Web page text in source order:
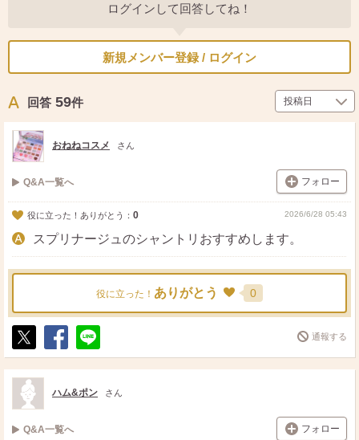
ログインして回答してね！
新規メンバー登録 / ログイン
回答 59件
おねねコスメ さん
Q&A一覧へ フォロー
役に立った！ありがとう： 0 2026/6/28 05:43
スプリナージュのシャントリおすすめします。
役に立った！ ありがとう 0
ポ
ス
ト
シ
ェ
送
る
通報する
ハム&ポン さん
Q&A一覧へ フォロー